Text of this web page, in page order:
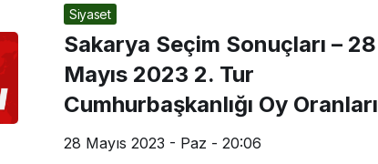
Siyaset
Sakarya Seçim Sonuçları – 28
Mayıs 2023 2. Tur
Cumhurbaşkanlığı Oy Oranları
28 Mayıs 2023 - Paz - 20:06